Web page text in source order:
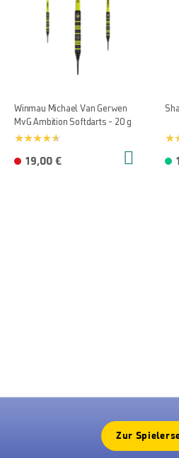
Winmau Michael Van Gerwen
MvG Ambition Softdarts - 20 g
19,00 €
Zur